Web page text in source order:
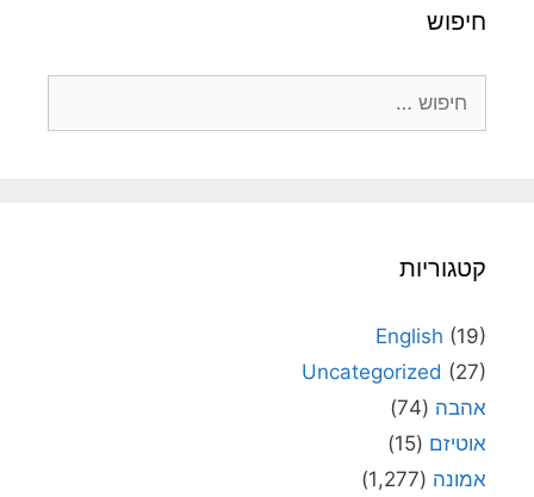
חיפוש
קטגוריות
English (19)
Uncategorized (27)
אהבה (74)
אוטיזם (15)
אמונה (1,277)